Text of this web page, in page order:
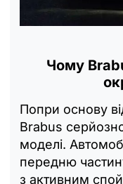
Чому
Попри основу
Brabus
моделі.
передню
з активним